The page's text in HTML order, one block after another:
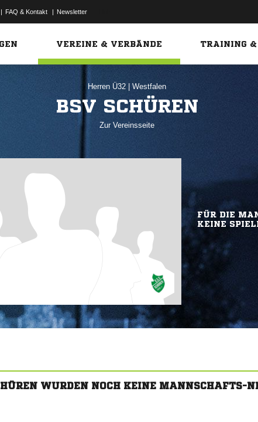
| FAQ & Kontakt | Newsletter
VEREINE & VERBÄNDE TRAINING &
Herren Ü32 Westfalen
BSV SCHÜREN
Zur Vereinsseite
FÜR DIE
KEINE
WURDEN NOCH KEINE MANNSCHAFTS-